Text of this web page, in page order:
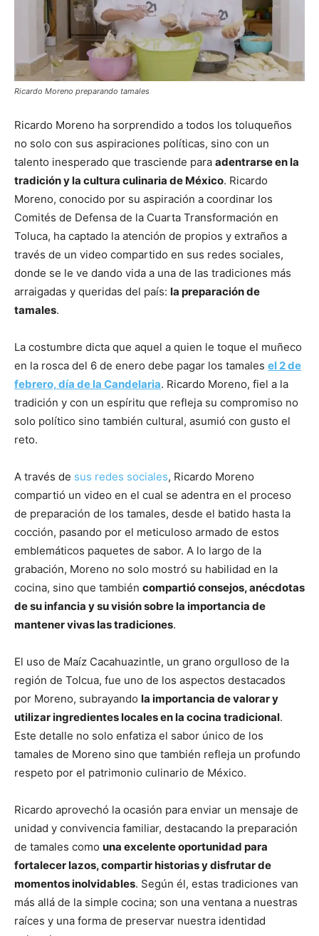
Ricardo Moreno preparando tamales
Ricardo Moreno ha sorprendido a todos los toluqueños
no solo con sus aspiraciones políticas, sino con un
talento inesperado que trasciende para adentrarse en la
tradición y la cultura culinaria de México. Ricardo
Moreno, conocido por su aspiración a coordinar los
Comités de Defensa de la Cuarta Transformación en
Toluca, ha captado la atención de propios y extraños a
través de un video compartido en sus redes sociales,
donde se le ve dando vida a una de las tradiciones más
arraigadas y queridas del país: la preparación de
tamales.
La costumbre dicta que aquel a quien le toque el muñeco
en la rosca del 6 de enero debe pagar los tamales el 2 de
febrero, día de la Candelaria. Ricardo Moreno, fiel a la
tradición y con un espíritu que refleja su compromiso no
solo político sino también cultural, asumió con gusto el
reto.
A través de sus redes sociales, Ricardo Moreno
compartió un video en el cual se adentra en el proceso
de preparación de los tamales, desde el batido hasta la
cocción, pasando por el meticuloso armado de estos
emblemáticos paquetes de sabor. A lo largo de la
grabación, Moreno no solo mostró su habilidad en la
cocina, sino que también compartió consejos, anécdotas
de su infancia y su visión sobre la importancia de
mantener vivas las tradiciones.
El uso de Maíz Cacahuazintle, un grano orgulloso de la
región de Tolcua, fue uno de los aspectos destacados
por Moreno, subrayando la importancia de valorar y
utilizar ingredientes locales en la cocina tradicional.
Este detalle no solo enfatiza el sabor único de los
tamales de Moreno sino que también refleja un profundo
respeto por el patrimonio culinario de México.
Ricardo aprovechó la ocasión para enviar un mensaje de
unidad y convivencia familiar, destacando la preparación
de tamales como una excelente oportunidad para
fortalecer lazos, compartir historias y disfrutar de
momentos inolvidables. Según él, estas tradiciones van
más allá de la simple cocina; son una ventana a nuestras
raíces y una forma de preservar nuestra identidad